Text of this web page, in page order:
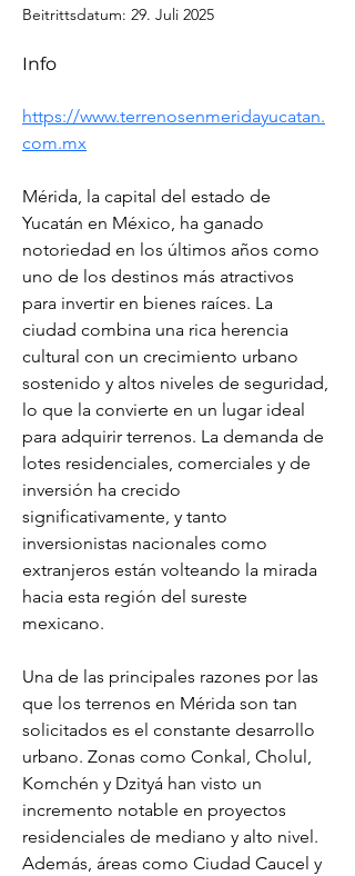
Beitrittsdatum: 29. Juli 2025
Info
https://www.terrenosenmeridayucatan.
com.mx
Mérida, la capital del estado de
Yucatán en México, ha ganado
notoriedad en los últimos años como
uno de los destinos más atractivos
para invertir en bienes raíces. La
ciudad combina una rica herencia
cultural con un crecimiento urbano
sostenido y altos niveles de seguridad,
lo que la convierte en un lugar ideal
para adquirir terrenos. La demanda de
lotes residenciales, comerciales y de
inversión ha crecido
significativamente, y tanto
inversionistas nacionales como
extranjeros están volteando la mirada
hacia esta región del sureste
mexicano.
Una de las principales razones por las
que los terrenos en Mérida son tan
solicitados es el constante desarrollo
urbano. Zonas como Conkal, Cholul,
Komchén y Dzityá han visto un
incremento notable en proyectos
residenciales de mediano y alto nivel.
Además, áreas como Ciudad Caucel y